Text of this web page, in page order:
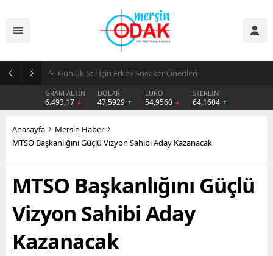
Günlük Stil İçin Erkek Sneaker Önerileri
GRAM ALTIN
6.493,17
DOLAR
47,5929
EURO
54,9560
STERLİN
64,1604
Anasayfa
Mersin Haber
MTSO Başkanlığını Güçlü Vizyon Sahibi Aday Kazanacak
MTSO Başkanlığını Güçlü
Vizyon Sahibi Aday
Kazanacak